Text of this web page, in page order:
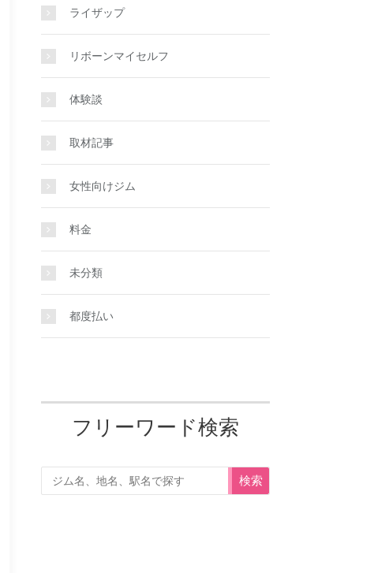
ライザップ
リボーンマイセルフ
体験談
取材記事
女性向けジム
料金
未分類
都度払い
フリーワード検索
検索